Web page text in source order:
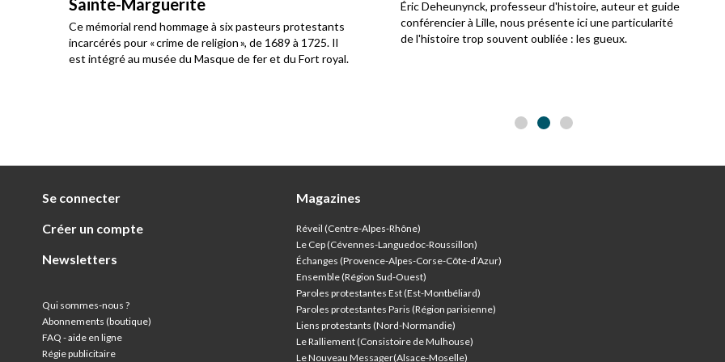
Sainte-Marguerite
Ce mémorial rend hommage à six pasteurs protestants
incarcérés pour « crime de religion », de 1689 à 1725. Il
est intégré au musée du Masque de fer et du Fort royal.
Éric Deheunynck, professeur d'histoire, auteur et guide
conférencier à Lille, nous présente ici une particularité
de l'histoire trop souvent oubliée : les gueux.
Se connecter
Créer un compte
Newsletters
Qui sommes-nous ?
Abonnements (boutique)
FAQ - aide en ligne
Régie publicitaire
Magazines
Réveil (Centre-Alpes-Rhône)
Le Cep (Cévennes-Languedoc-Roussillon)
Échanges (Provence-Alpes-Corse-Côte-d’Azur)
Ensemble (Région Sud-Ouest)
Paroles protestantes Est (Est-Montbéliard)
Paroles protestantes Paris (Région parisienne)
Liens protestants (Nord-Normandie)
Le Ralliement (Consistoire de Mulhouse)
Le Nouveau Messager(Alsace-Moselle)